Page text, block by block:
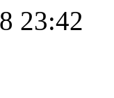
23:42